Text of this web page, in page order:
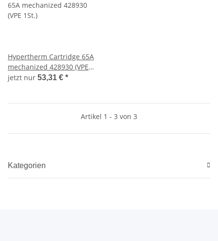
Hypertherm Cartridge 65A
mechanized 428930 (VPE
1St.)
jetzt nur 53,31 € *
Artikel 1 - 3 von 3
Kategorien